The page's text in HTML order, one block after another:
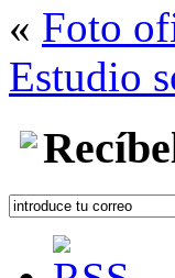
« Foto
Estudio